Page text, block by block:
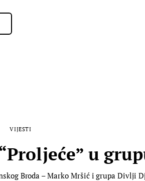
VIJESTI
u
Broda – Marko Mršić i grupa Divlji